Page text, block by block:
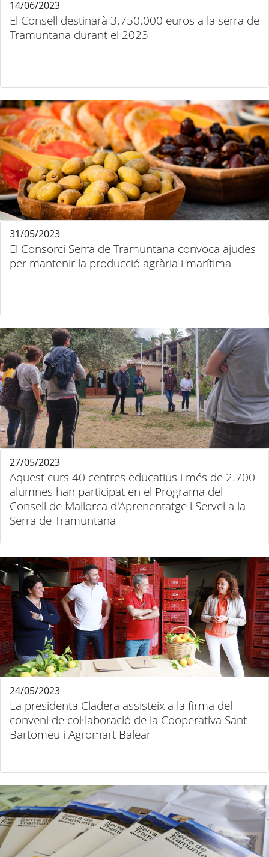
El Consell destinarà 3.750.000 euros a la serra de
Tramuntana durant el 2023
14/06/2023
El Consorci Serra de Tramuntana convoca ajudes
per mantenir la producció agrària i marítima
31/05/2023
Aquest curs 40 centres educatius i més de 2.700
alumnes han participat en el Programa del
Consell de Mallorca d'Aprenentatge i Servei a la
Serra de Tramuntana
27/05/2023
La presidenta Cladera assisteix a la firma del
conveni de col·laboració de la Cooperativa Sant
Bartomeu i Agromart Balear
24/05/2023